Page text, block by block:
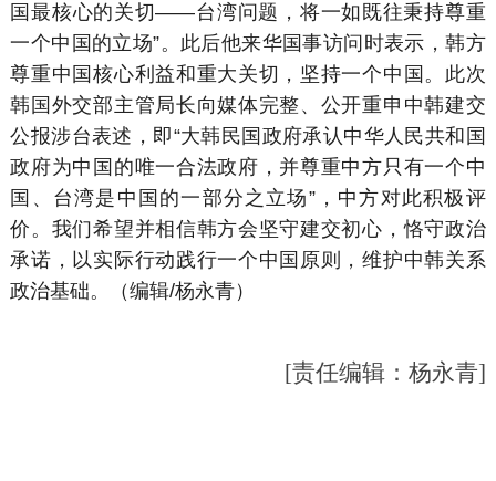
国最核心的关切——台湾问题，将一如既往秉持尊重
一个中国的立场”。此后他来华国事访问时表示，韩方
尊重中国核心利益和重大关切，坚持一个中国。此次
韩国外交部主管局长向媒体完整、公开重申中韩建交
公报涉台表述，即“大韩民国政府承认中华人民共和国
政府为中国的唯一合法政府，并尊重中方只有一个中
国、台湾是中国的一部分之立场”，中方对此积极评
价。我们希望并相信韩方会坚守建交初心，恪守政治
承诺，以实际行动践行一个中国原则，维护中韩关系
政治基础。（编辑/杨永青）
[责任编辑：杨永青]